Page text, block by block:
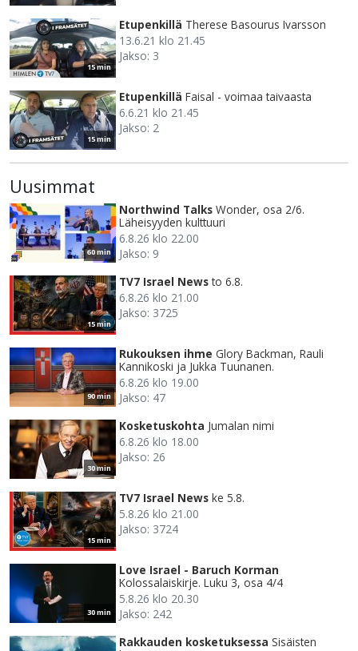
15 min
Etupenkillä Therese Basourus Ivarsson
13.6.21 klo 21.45
Jakso: 3
15 min
Etupenkillä Faisal - voimaa taivaasta
6.6.21 klo 21.45
Jakso: 2
Uusimmat
60 min
Northwind Talks Wonder, osa 2/6.
Läheisyyden kulttuuri
6.8.26 klo 22.00
Jakso: 9
15 min
TV7 Israel News to 6.8.
6.8.26 klo 21.00
Jakso: 3725
90 min
Rukouksen ihme Glory Backman, Rauli
Kannikoski ja Jukka Tuunanen.
6.8.26 klo 19.00
Jakso: 47
30 min
Kosketuskohta Jumalan nimi
6.8.26 klo 18.00
Jakso: 26
15 min
TV7 Israel News ke 5.8.
5.8.26 klo 21.00
Jakso: 3724
30 min
Love Israel - Baruch Korman
Kolossalaiskirje. Luku 3, osa 4/4
5.8.26 klo 20.30
Jakso: 242
Rakkauden kosketuksessa Sisäisten